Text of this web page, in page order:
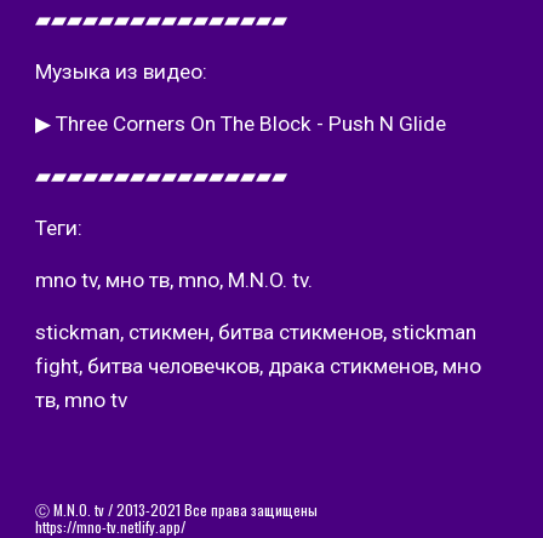
▰▰▰▰▰▰▰▰▰▰▰▰▰▰▰▰
Музыка из видео:
▶ Three Corners On The Block - Push N Glide
▰▰▰▰▰▰▰▰▰▰▰▰▰▰▰▰
Теги:
mno tv, мно тв, mno, M.N.O. tv.
stickman, стикмен, битва стикменов, stickman
fight, битва человечков, драка стикменов, мно
тв, mno tv
ⒸM.N.O. tv / 2013-2021 Все права защищены
https://mno-tv.netlify.app/